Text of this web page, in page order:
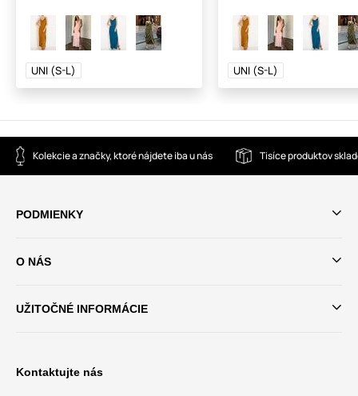
UNI (S-L) UNI (S-L)
Kolekcie a značky, ktoré nájdete iba u nás Tisíce produktov
PODMIENKY
O NÁS
UŽITOČNÉ INFORMÁCIE
Kontaktujte nás